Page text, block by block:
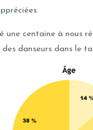
une centaine à nous
des danseurs dans le